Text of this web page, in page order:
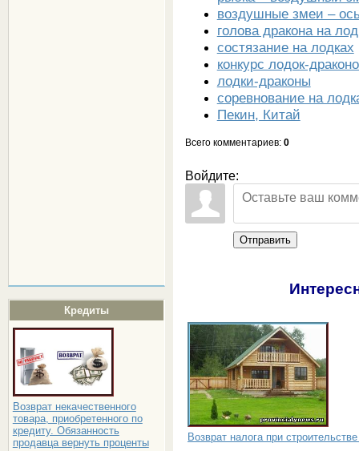
Кредиты
Возврат некачественного
товара, приобретенного по
кредиту. Обязанность
продавца вернуть проценты
воздушные змеи –
голова дракона на
состязание на лодках
конкурс лодок-
лодки-драконы
соревнование на
Пекин, Китай
Всего комментариев: 0
Войдите:
Отправить
Возврат налога при